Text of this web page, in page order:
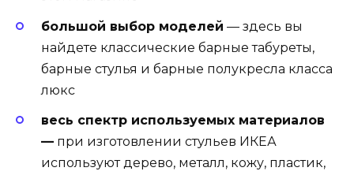
большой выбор моделей — здесь вы
найдете классические барные табуреты,
барные стулья и барные полукресла класса
люкс
весь спектр используемых материалов
— при изготовлении стульев ИКЕА
используют дерево, металл, кожу, пластик,